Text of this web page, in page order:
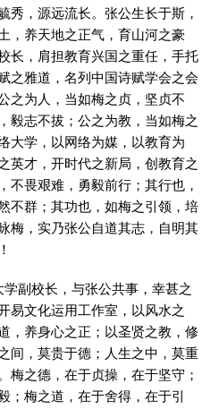
秀，源远流长。张公生长于斯，
，养天地之正气，育山河之豪
长，肩担教育兴国之重任，手托
之雅道，名列中国诗赋学会之会
之为人，当如梅之贞，坚贞不
毅志不拔；公之为教，当如梅之
大学，以网络为媒，以教育为
英才，开时代之新局，创教育之
不畏艰难，勇毅前行；其行也，
不群；其功也，如梅之引领，培
梅，实乃张公自道其志，自明其
副校长，与张公共事，幸甚之
易文化运用工作室，以风水之
，养身心之正；以圣贤之教，修
间，莫贵于德；人生之中，莫重
梅之德，在于贞操，在于坚守；
；梅之道，在于舍得，在于引